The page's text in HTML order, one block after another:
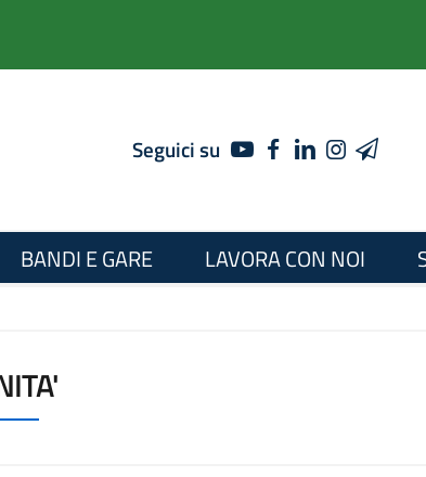
Seguici su YOUTUBEFACEBOOK
LINKEDIN
INSTAGRAM
TELEGRAM
BANDI E GARE LAVORA CON NOI